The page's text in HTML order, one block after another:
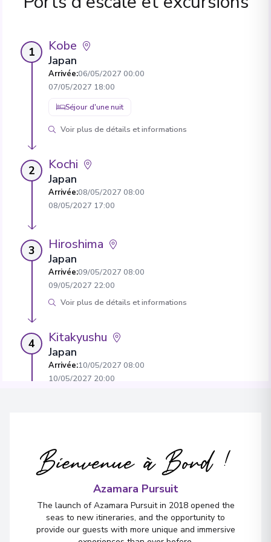
1 Kobe
Japan
Arrivée:06/05/2027 00:00
07/05/2027 18:00
Séjour d'une nuit
Voir plus de détails et informations
2 Kochi
Japan
Arrivée:08/05/2027 08:00
08/05/2027 17:00
3 Hiroshima
Japan
Arrivée:09/05/2027 08:00
09/05/2027 22:00
Voir plus de détails et informations
4 Kitakyushu
Japan
Arrivée:10/05/2027 08:00
10/05/2027 20:00
11/05/2027 17:00
Voir plus de détails et informations
Busan
South Korea
12/05/2027 09:00
Bienvenue à Bord !
Azamara Pursuit
The launch of Azamara Pursuit in 2018 opened the
seas to new itineraries, and the opportunity to
provide our guests with more unique and immersive